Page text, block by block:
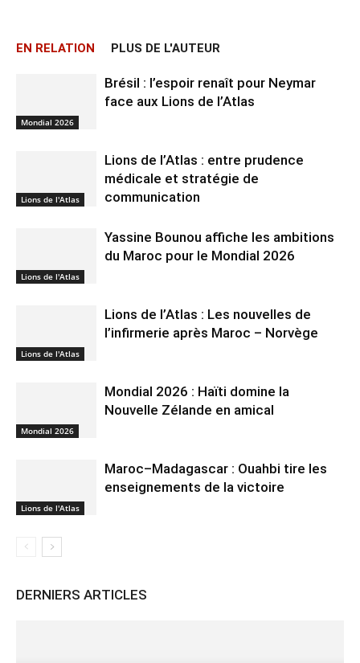
EN RELATION PLUS DE L'AUTEUR
Mondial 2026
Brésil : l’espoir renaît pour Neymar
face aux Lions de l’Atlas
Lions de l'Atlas
Lions de l’Atlas : entre prudence
médicale et stratégie de
communication
Lions de l'Atlas
Yassine Bounou affiche les ambitions
du Maroc pour le Mondial 2026
Lions de l'Atlas
Lions de l’Atlas : Les nouvelles de
l’infirmerie après Maroc – Norvège
Mondial 2026
Mondial 2026 : Haïti domine la
Nouvelle Zélande en amical
Lions de l'Atlas
Maroc–Madagascar : Ouahbi tire les
enseignements de la victoire
DERNIERS ARTICLES